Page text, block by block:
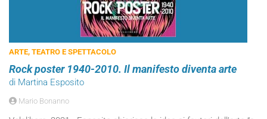
ARTE, TEATRO E SPETTACOLO
Rock poster 1940-2010. Il manifesto diventa arte
di Martina Esposito
Mario Bonanno